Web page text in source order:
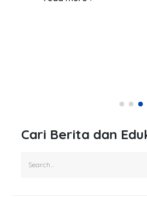
Berita Terbaru
7 Fitur Google Classroom